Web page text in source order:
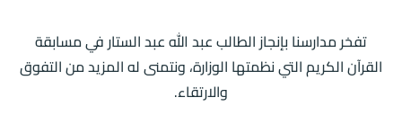
تفخر مدارسنا بإنجاز الطالب عبد الله عبد الستار في مسابقة
القرآن الكريم التي نظمتها الوزارة، ونتمنى له المزيد من التفوق
والارتقاء.